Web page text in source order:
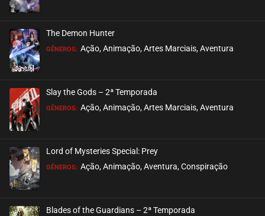
The Demon Hunter
GÊNEROS: Ação, Animação, Artes Marciais, Aventura
Slay the Gods – 2ª Temporada
GÊNEROS: Ação, Animação, Artes Marciais, Aventura
Lord of Mysteries Special: Prey
GÊNEROS: Ação, Animação, Aventura, Conspiração
Blades of the Guardians – 2ª Temporada